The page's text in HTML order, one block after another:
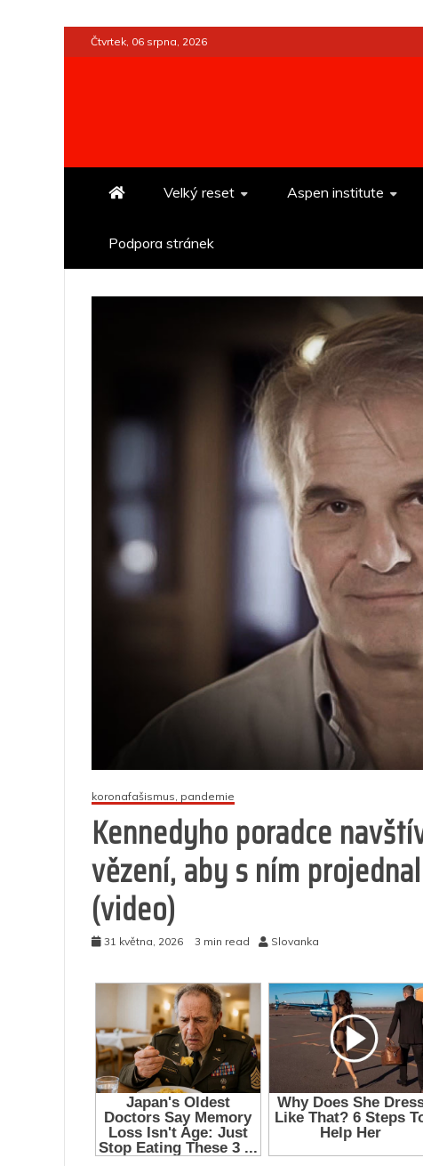
to
Čtvrtek, 06 srpna, 2026
Velký reset Aspen institute
Podpora stránek
koronafašismus, pandemie
Kennedyho poradce
vězení, aby s ním
(video)
31 května, 2026 3 min read Slovanka